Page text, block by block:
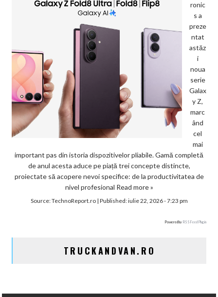
ronic
s a
preze
ntat
astăz
i
noua
serie
Galax
y Z,
marc
ând
cel
mai
important pas din istoria dispozitivelor pliabile. Gamă completă
de anul acesta aduce pe piață trei concepte distincte,
proiectate să acopere nevoi specifice: de la productivitatea de
nivel profesional Read more »
Source:TechnoReport.ro| Published:iulie 22, 2026 - 7:23 pm
Powered by RSS Feed Plugin
TRUCKANDVAN.RO